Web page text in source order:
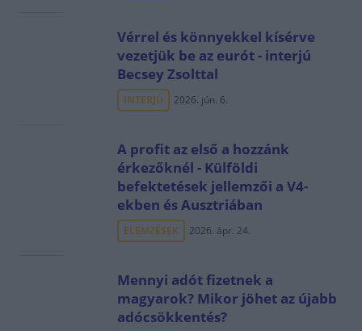
Vérrel és könnyekkel kísérve
vezetjük be az eurót - interjú
Becsey Zsolttal
INTERJÚ 2026. jún. 6.
A profit az első a hozzánk
érkezőknél - Külföldi
befektetések jellemzői a V4-
ekben és Ausztriában
ELEMZÉSEK 2026. ápr. 24.
Mennyi adót fizetnek a
magyarok? Mikor jöhet az újabb
adócsökkentés?